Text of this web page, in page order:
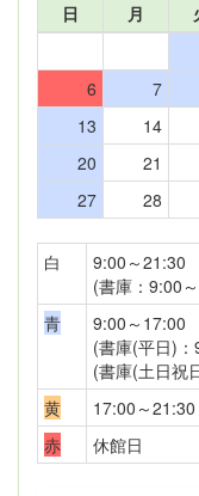
日
月
6
7
13
14
20
21
27
28
白
9:00～21:30
(書庫：9:00
青
9:00～17:00
(書庫(平日)
(書庫(土日祝
黄
17:00～21:30
赤
休館日